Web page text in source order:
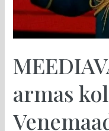
armas
Pribaltijski
rinnet
moodustama